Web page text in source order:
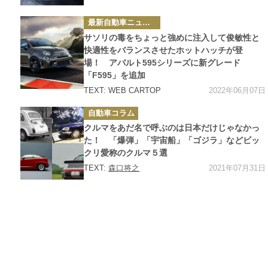
カ
テ
ゴ
リ
ー
最新自動車ニュース
サソリの毒をちょっと強めに注入して俊敏性と
快適性をバランスさせたホットハッチが登
場！ アバルト595シリーズに新グレード
「F595」を追加
TEXT: WEB CARTOP 2022年06月07日
カ
テ
ゴ
リ
ー
自動車コラム
クルマをあだ名で呼ぶのは日本だけじゃなかっ
た！ 「爆弾」「宇宙船」「ゴジラ」などビッ
クリ愛称のクルマ５選
TEXT:森口将之 2021年07月31日